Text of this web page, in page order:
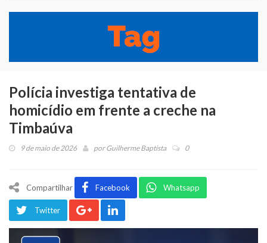
Polícia investiga tentativa de
homicídio em frente a creche na
Timbaúva
9 de maio de 2026 porGuilherme Baptista 0
Compartilhar Facebook Whatsapp
Twitter